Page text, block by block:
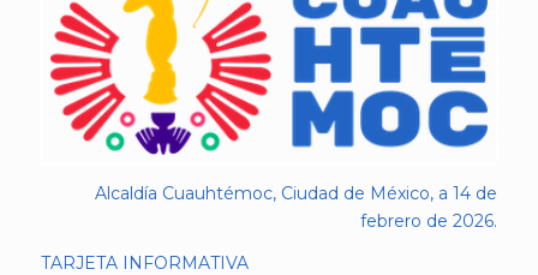
Alcaldía Cuauhtémoc, Ciudad de México, a 14 de
febrero de 2026.
TARJETA INFORMATIVA